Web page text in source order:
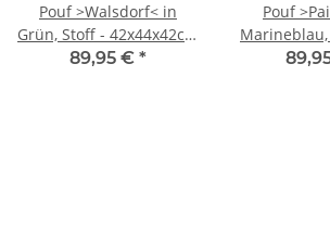
Pouf >Walsdorf< in
Grün, Stoff - 42x44x42cm
(BxHxT)
89,95 € *
Pouf